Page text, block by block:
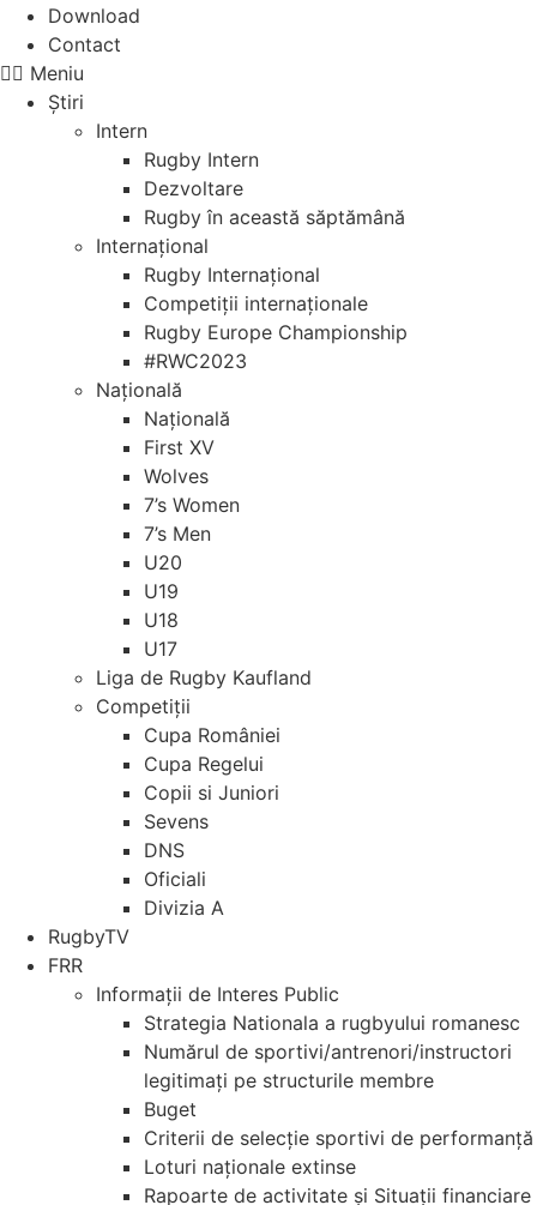
Download
Contact
Meniu
Știri
Intern
Rugby Intern
Dezvoltare
Rugby în această săptămână
Internațional
Rugby Internațional
Competiții internaționale
Rugby Europe Championship
#RWC2023
Națională
Națională
First XV
Wolves
7’s Women
7’s Men
U20
U19
U18
U17
Liga de Rugby Kaufland
Competiții
Cupa României
Cupa Regelui
Copii si Juniori
Sevens
DNS
Oficiali
Divizia A
RugbyTV
FRR
Informații de Interes Public
Strategia Nationala a rugbyului romanesc
Numărul de sportivi/antrenori/instructori
legitimați pe structurile membre
Buget
Criterii de selecție sportivi de performanță
Loturi naționale extinse
Rapoarte de activitate și Situații financiare